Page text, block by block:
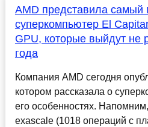
AMD представила
суперкомпьютер El
GPU, которые выйдут не
года
Компания AMD сегодня
котором рассказала о
его особенностях.
exascale (1018 операций с